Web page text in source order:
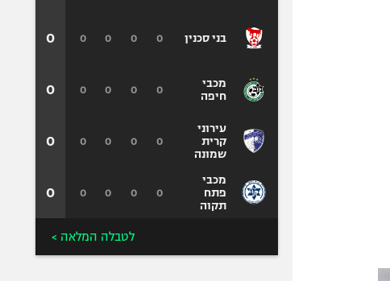
בני סכנין
מכבי
חיפה
עירוני
קרית
שמונה
מכבי
פתח
תקוה
0
0
0
0
0
0
0
0
0
0
0
0
0
0
0
0
0
0
0
0
לטבלה המלאה >